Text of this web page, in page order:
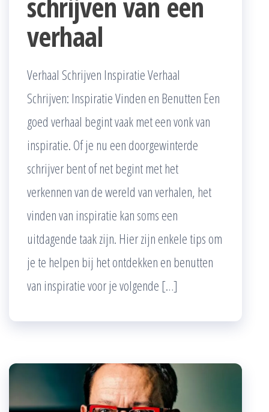
verhaal
Verhaal Schrijven Inspiratie Verhaal
Schrijven: Inspiratie Vinden en Benutten Een
goed verhaal begint vaak met een vonk van
inspiratie. Of je nu een doorgewinterde
schrijver bent of net begint met het
verkennen van de wereld van verhalen, het
vinden van inspiratie kan soms een
uitdagende taak zijn. Hier zijn enkele tips om
je te helpen bij het ontdekken en benutten
van inspiratie voor je volgende […]